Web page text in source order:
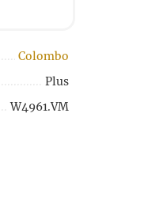
Colombo
Plus
W4961.VM